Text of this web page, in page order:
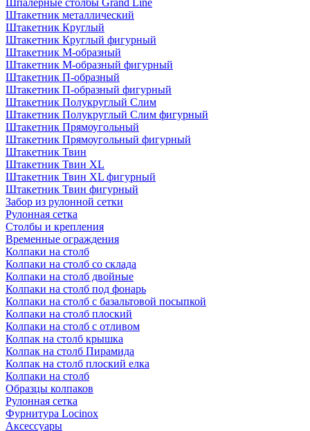
Шпалерные столбы Grand Line
Штакетник металлический
Штакетник Круглый
Штакетник Круглый фигурный
Штакетник М-образный
Штакетник М-образный фигурный
Штакетник П-образный
Штакетник П-образный фигурный
Штакетник Полукруглый Слим
Штакетник Полукруглый Слим фигурный
Штакетник Прямоугольный
Штакетник Прямоугольный фигурный
Штакетник Твин
Штакетник Твин XL
Штакетник Твин XL фигурный
Штакетник Твин фигурный
Забор из рулонной сетки
Рулонная сетка
Столбы и крепления
Временные ограждения
Колпаки на столб
Колпаки на столб со склада
Колпаки на столб двoйные
Колпаки на столб под фонарь
Колпаки на столб с базальтовой посыпкой
Колпаки на столб плоский
Колпаки на столб с отливом
Колпак на столб крышка
Колпак на столб Пирамида
Колпак на столб плоский елка
Колпаки на столб
Образцы колпаков
Рулонная сетка
Фурнитура Locinox
Аксессуары